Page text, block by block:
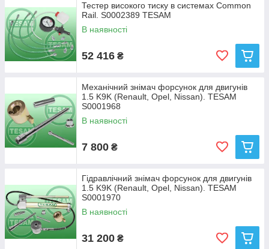
Тестер високого тиску в системах Common
Rail. S0002389 TESAM
В наявності
52 416 ₴
Механічний знімач форсунок для двигунів
1.5 K9K (Renault, Opel, Nissan). TESAM
S0001968
В наявності
7 800 ₴
Гідравлічний знімач форсунок для двигунів
1.5 K9K (Renault, Opel, Nissan). TESAM
S0001970
В наявності
31 200 ₴